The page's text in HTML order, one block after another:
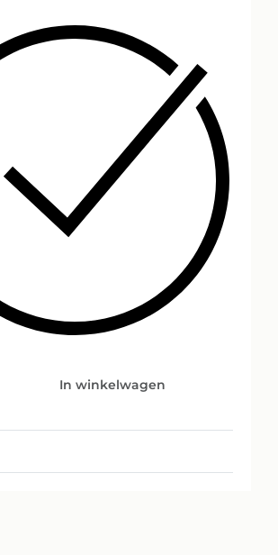
In winkelwagen